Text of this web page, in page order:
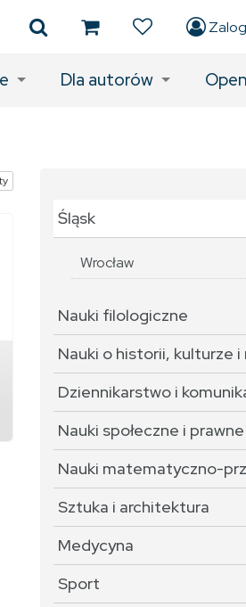
Dla autorów
Śląsk
Wrocław
Nauki filologiczne
Nauki o historii, kulturze i
Dziennikarstwo i
Nauki społeczne i prawne
Nauki matematyczno-
Sztuka i architektura
Medycyna
Sport